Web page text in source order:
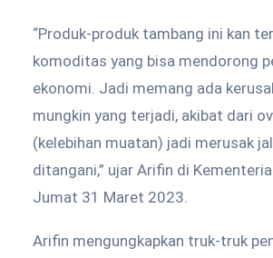
“Produk-produk tambang ini kan
komoditas yang bisa mendorong
ekonomi. Jadi memang ada
mungkin yang terjadi, akibat dari
(kelebihan muatan) jadi merusak
ditangani,” ujar Arifin di
Jumat 31 Maret 2023.
Arifin mengungkapkan truk-truk